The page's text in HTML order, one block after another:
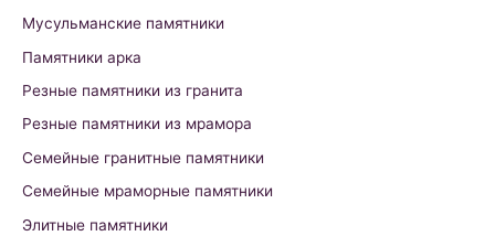
Мусульманские памятники
Памятники арка
Резные памятники из гранита
Резные памятники из мрамора
Семейные гранитные памятники
Семейные мраморные памятники
Элитные памятники